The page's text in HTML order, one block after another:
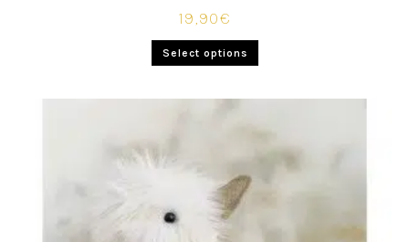
19,90€
Select options